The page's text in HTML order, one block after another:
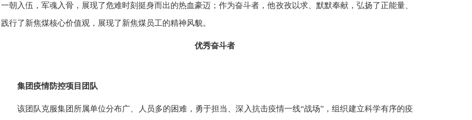
一朝入伍，军魂入骨，展现了危难时刻挺身而出的热血豪迈；作为奋斗者，他孜孜以求、默默奉献，弘扬了正能量、
践行了新焦煤核心价值观，展现了新焦煤员工的精神风貌。
优秀奋斗者
集团疫情防控项目团队
该团队克服集团所属单位分布广、人员多的困难，勇于担当、深入抗击疫情一线“战场”，组织建立科学有序的疫